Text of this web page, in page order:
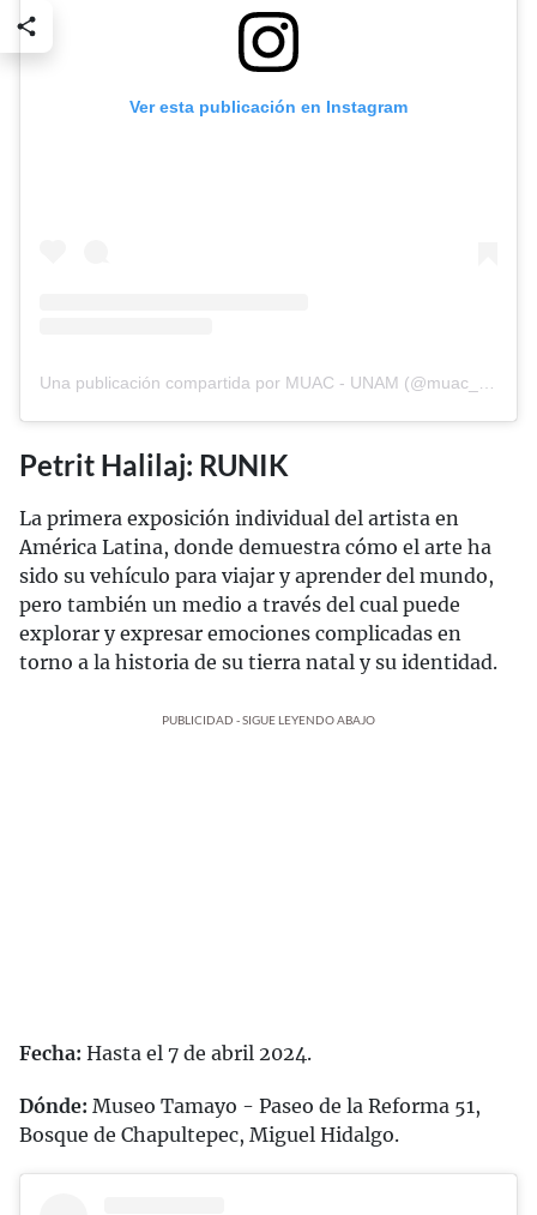
Ver esta publicación en Instagram
Petrit Halilaj: RUNIK
La primera exposición individual del artista en
América Latina, donde demuestra cómo el arte ha
sido su vehículo para viajar y aprender del mundo,
pero también un medio a través del cual puede
explorar y expresar emociones complicadas en
torno a la historia de su tierra natal y su identidad.
PUBLICIDAD - SIGUE LEYENDO ABAJO
Fecha: Hasta el 7 de abril 2024.
Dónde: Museo Tamayo - Paseo de la Reforma 51,
Bosque de Chapultepec, Miguel Hidalgo.